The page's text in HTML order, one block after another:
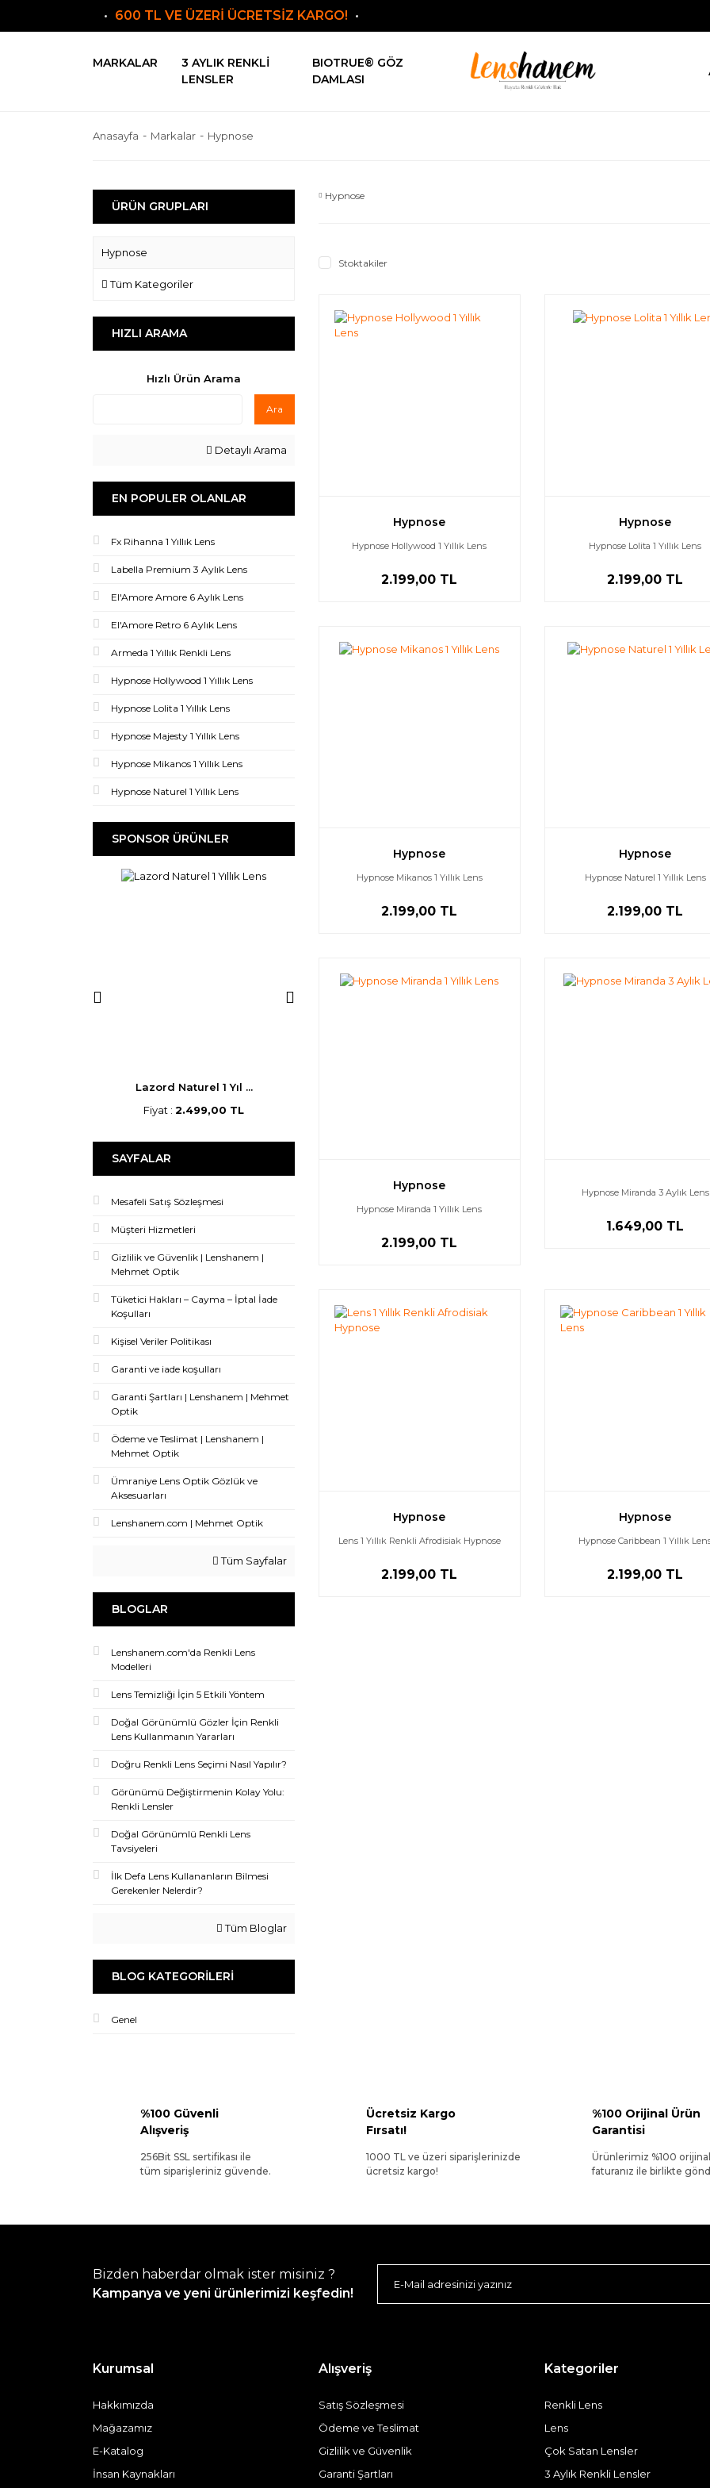
600 TL VE ÜZERİ ÜCRETSİZ KARGO!
MARKALAR
3 AYLIK RENKLI
LENSLER
BIOTRUE® GÖZ
DAMLASI
Anasayfa Markalar Hypnose
ÜRÜN GRUPLARI
Hypnose
Tüm Kategoriler
HIZLI ARAMA
Hızlı Ürün Arama
Ara
Detaylı Arama
EN POPULER OLANLAR
Fx Rihanna 1 Yıllık Lens
Labella Premium 3 Aylık Lens
El'Amore Amore 6 Aylık Lens
El'Amore Retro 6 Aylık Lens
Armeda 1 Yıllık Renkli Lens
Hypnose Hollywood 1 Yıllık Lens
Hypnose Lolita 1 Yıllık Lens
Hypnose Majesty 1 Yıllık Lens
Hypnose Mikanos 1 Yıllık Lens
Hypnose Naturel 1 Yıllık Lens
SPONSOR ÜRÜNLER
Lazord Naturel 1 Yıl ...
Fiyat : 2.499,00 TL
SAYFALAR
Mesafeli Satış Sözleşmesi
Müşteri Hizmetleri
Gizlilik ve Güvenlik | Lenshanem |
Mehmet Optik
Tüketici Hakları – Cayma – İptal İade
Koşulları
Kişisel Veriler Politikası
Garanti ve iade koşulları
Garanti Şartları | Lenshanem | Mehmet
Optik
Ödeme ve Teslimat | Lenshanem |
Mehmet Optik
Ümraniye Lens Optik Gözlük ve
Aksesuarları
Lenshanem.com | Mehmet Optik
Tüm Sayfalar
BLOGLAR
Lenshanem.com'da Renkli Lens
Modelleri
Lens Temizliği İçin 5 Etkili Yöntem
Doğal Görünümlü Gözler İçin Renkli
Lens Kullanmanın Yararları
Doğru Renkli Lens Seçimi Nasıl Yapılır?
Görünümü Değiştirmenin Kolay Yolu:
Renkli Lensler
Doğal Görünümlü Renkli Lens
Tavsiyeleri
İlk Defa Lens Kullananların Bilmesi
Gerekenler Nelerdir?
Tüm Bloglar
BLOG KATEGORILERI
Genel
Hypnose
Stoktakiler
Hypnose
Hypnose Hollywood 1 Yıllık Lens
2.199,00 TL
Hypnose
Hypnose Lolita 1 Yıllık Lens
2.199,00 TL
Hypnose
Hypnose Mikanos 1 Yıllık Lens
2.199,00 TL
Hypnose
Hypnose Naturel 1 Yıllık Lens
2.199,00 TL
Hypnose
Hypnose Miranda 1 Yıllık Lens
2.199,00 TL
Hypnose Miranda 3 Aylık Lens
1.649,00 TL
Hypnose
Lens 1 Yıllık Renkli Afrodisiak Hypnose
2.199,00 TL
Hypnose
Hypnose Caribbean 1 Yıllık
2.199,00 TL
%100 Güvenli
Alışveriş
256Bit SSL sertifikası ile
tüm siparişleriniz güvende.
Ücretsiz Kargo
Fırsatı!
1000 TL ve üzeri siparişlerinizde
ücretsiz kargo!
%100 Orijinal Ürün
Garantisi
Ürünlerimiz %100
faturanız ile birlikte
Bizden haberdar olmak ister misiniz ?
Kampanya ve yeni ürünlerimizi keşfedin!
Kurumsal
Hakkımızda
Mağazamız
E-Katalog
İnsan Kaynakları
Alışveriş
Satış Sözleşmesi
Ödeme ve Teslimat
Gizlilik ve Güvenlik
Garanti Şartları
Kategoriler
Renkli Lens
Lens
Çok Satan Lensler
3 Aylık Renkli Lensler